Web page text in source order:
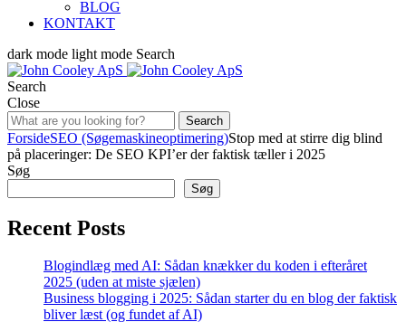
BLOG
KONTAKT
dark mode light mode Search
Search
Close
Search
ForsideSEO (Søgemaskineoptimering)Stop med at stirre dig blind
på placeringer: De SEO KPI’er der faktisk tæller i 2025
Søg
Søg
Recent Posts
Blogindlæg med AI: Sådan knækker du koden i efteråret
2025 (uden at miste sjælen)
Business blogging i 2025: Sådan starter du en blog der faktisk
bliver læst (og fundet af AI)